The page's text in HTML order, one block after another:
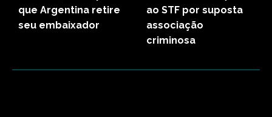
que Argentina retire
seu embaixador
ao STF por suposta
associação
criminosa